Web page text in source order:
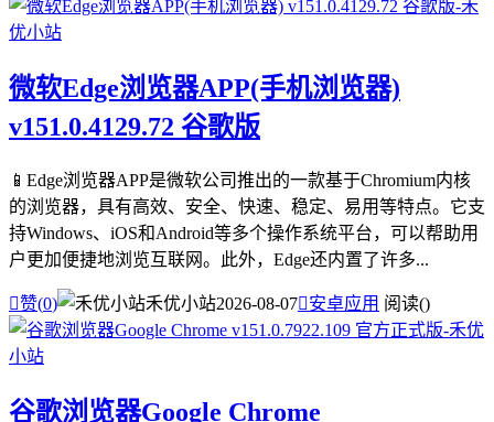
微软Edge浏览器APP(手机浏览器)
v151.0.4129.72 谷歌版
📱Edge浏览器APP是微软公司推出的一款基于Chromium内核
的浏览器，具有高效、安全、快速、稳定、易用等特点。它支
持Windows、iOS和Android等多个操作系统平台，可以帮助用
户更加便捷地浏览互联网。此外，Edge还内置了许多...
赞(0) 禾优小站2026-08-07安卓应用 阅读()
谷歌浏览器Google Chrome